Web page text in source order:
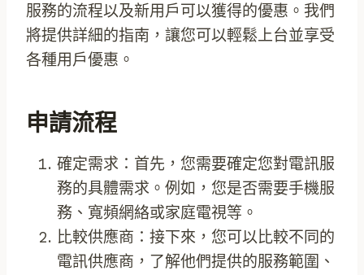
服務的流程以及新用戶可以獲得的優惠。我們
將提供詳細的指南，讓您可以輕鬆上台並享受
各種用戶優惠。
申請流程
確定需求：首先，您需要確定您對電訊服
務的具體需求。例如，您是否需要手機服
務、寬頻網絡或家庭電視等。
比較供應商：接下來，您可以比較不同的
電訊供應商，了解他們提供的服務範圍、